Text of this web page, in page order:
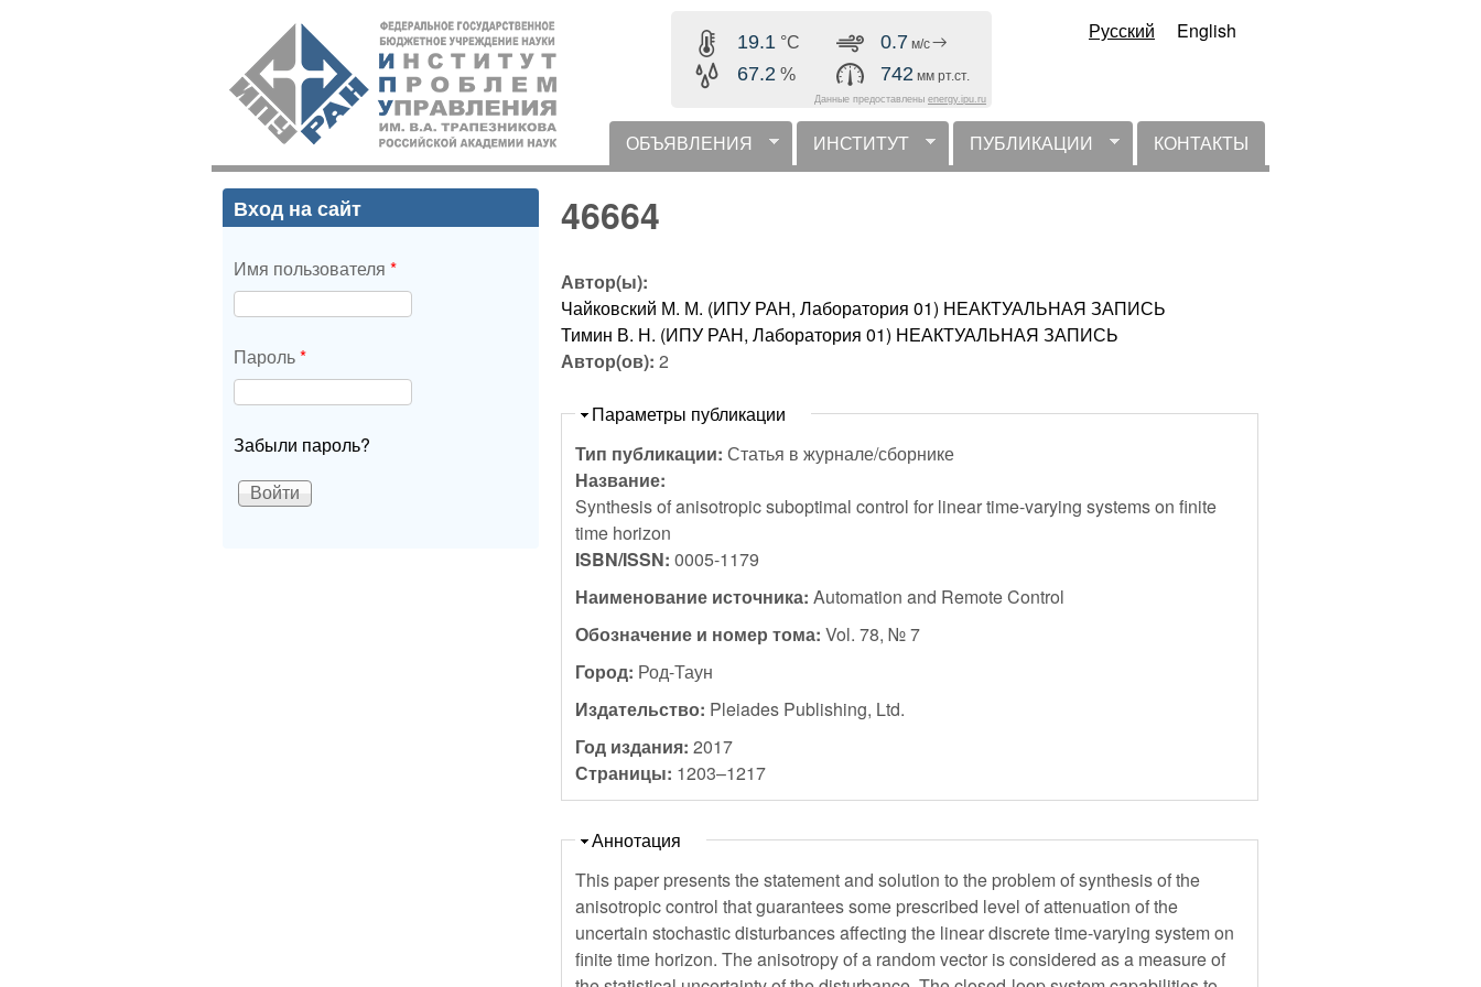
содержанию
ИПУ
РАН
19.1 °C
67.2 %
0.7 м/с
742 мм рт.ст.
Данные предоставлены energy.ipu.ru
Русский English
горизонтальное меню
ОБЪЯВЛЕНИЯ ИНСТИТУТ ПУБЛИКАЦИИ КОНТАКТЫ
46664
Автор(ы):
Чайковский М. М. (ИПУ РАН, Лаборатория 01) НЕАКТУАЛЬНАЯ ЗАПИСЬ
Тимин В. Н. (ИПУ РАН, Лаборатория 01) НЕАКТУАЛЬНАЯ ЗАПИСЬ
Автор(ов):2
Скрыть
Параметры публикации
Тип публикации:Статья в журнале/сборнике
Название:
Synthesis of anisotropic suboptimal control for linear time-varying systems on finite
time horizon
ISBN/ISSN:0005-1179
Наименование источника:Automation and Remote Control
Обозначение и номер тома:Vol. 78, № 7
Город: Род-Таун
Издательство: Pleiades Publishing, Ltd.
Год издания:2017
Страницы: 1203–1217
Скрыть
Аннотация
This paper presents the statement and solution to the problem of synthesis of the
anisotropic control that guarantees some prescribed level of attenuation of the
uncertain stochastic disturbances affecting the linear discrete time-varying system on
finite time horizon. The anisotropy of a random vector is considered as a measure of
Вход на сайт
Имя пользователя *
Пароль*
Забыли пароль?